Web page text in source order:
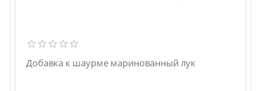
Добавка к шаурме маринованный лук